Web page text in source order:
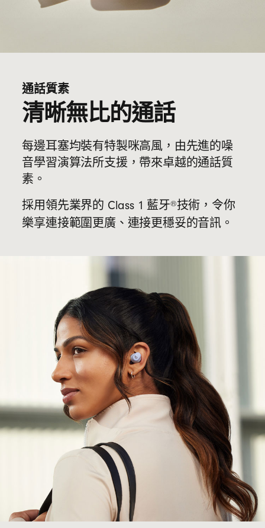
通話質素
清晰無比的通話
每邊耳塞均裝有特製咪高風，由先進的噪
音學習演算法所支援，帶來卓越的通話質
素。
採用領先業界的 Class 1 藍牙®技術，令你
樂享連接範圍更廣、連接更穩妥的音訊。